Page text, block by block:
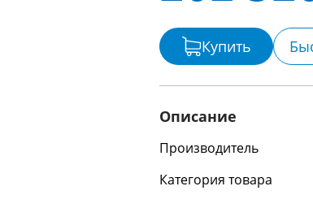
Купить
Описание
Производитель
Категория товара